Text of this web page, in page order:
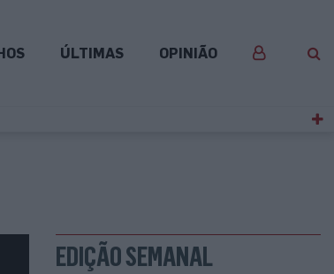
ÚLTIMAS OPINIÃO
EDIÇÃO SEMANAL